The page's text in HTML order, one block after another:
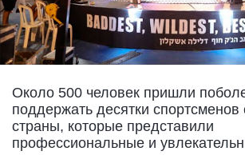
Около 500 человек пришли
поддержать десятки спортсменов
страны, которые представили
профессиональные и